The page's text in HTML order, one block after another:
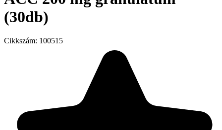
(30db)
Cikkszám: 100515